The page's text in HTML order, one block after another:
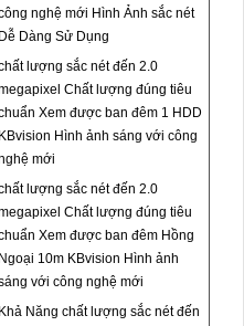
nghệ mới Hình Ảnh sắc nét
Dễ Dàng Sử Dụng
lượng sắc nét đến 2.0
Chất lượng đúng tiêu
Xem được ban đêm 1 HDD
KBvision Hình ảnh sáng với công
mới
lượng sắc nét đến 2.0
Chất lượng đúng tiêu
Xem được ban đêm Hồng
Ngoại 10m KBvision Hình ảnh
với công nghệ mới
Khả Năng chất lượng sắc nét đến